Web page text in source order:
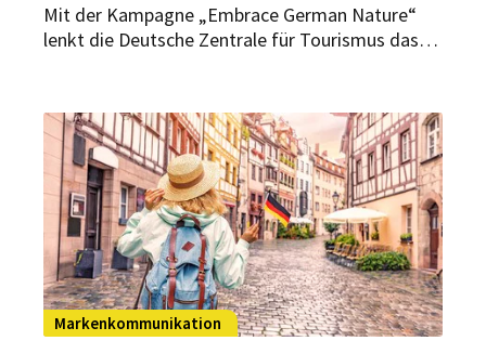
Mit der Kampagne „Embrace German Nature“
lenkt die Deutsche Zentrale für Tourismus das
Naturlandschaften und nachhaltige
Urlaubserlebnisse in den ländlichen Regionen.
Markenkommunikation